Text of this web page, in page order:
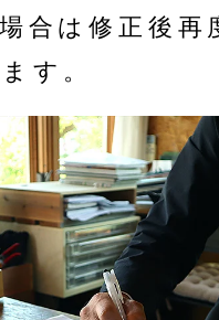
合は修正後
す。